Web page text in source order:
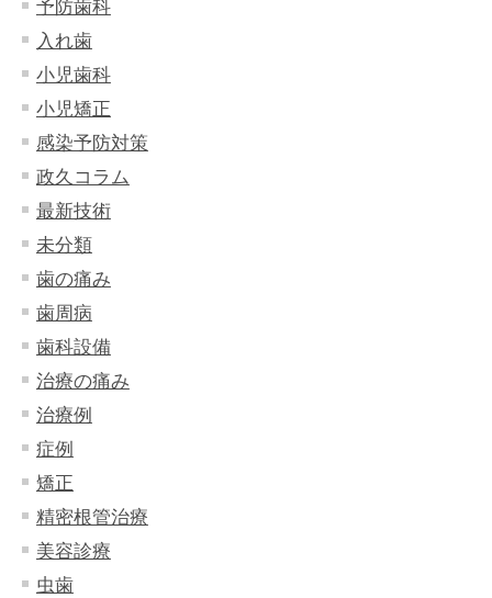
予防歯科
入れ歯
小児歯科
小児矯正
感染予防対策
政久コラム
最新技術
未分類
歯の痛み
歯周病
歯科設備
治療の痛み
治療例
症例
矯正
精密根管治療
美容診療
虫歯